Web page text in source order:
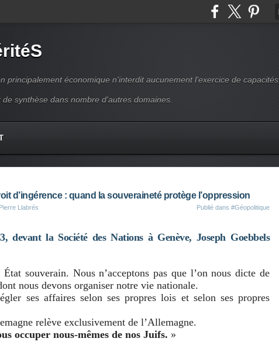
principalement économique n'interdit aucunement l'exercice de capacités
de synthèse dans nombre d'autres domaines.
d’ingérence : quand la souveraineté protège l’oppression
Llabrés Publié dans #Géopolitique
devant la Société des Nationsà Genève, Joseph Goebbels
souverain. Nous n’acceptons pas que l’on nous dicte de
nous devons organiser notre vie nationale.
ses affaires selon ses propres lois et selon ses propres
relève exclusivement de l’Allemagne.
occuper nous-mêmes de nos Juifs. »